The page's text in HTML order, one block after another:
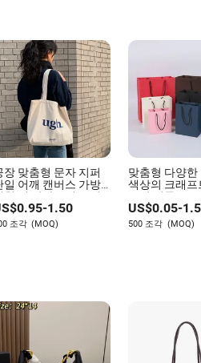
내구성 있는 재료를 모두 포함
손한 신호들이 종종 가장 정직
말 계획, 그룹 채팅을 바꾸는
만드는 것보다 더 중요할 수
뢰와 혼동하는 것입
과할 수 있다는 것입니다. 열쇠,
을 수 없는 재미있는 클러치는
방은 여전히 가방처럼 행동해
보통 덜 극적으로 변하면서 살
일상으로 이동합니다. 사람
묻는 것을 멈추고, 그것이 작동
, 여행에 적합한지, 잘 청소되는
게 만드는지를 묻기 시작합니
장 맞춤형 문자 지퍼
일 어깨 캔버스 가방
대형 면 장바구니 쇼핑
버스 토트백 로고 포
0.95-1.50
조각 (MOQ)
맞춤형 다양한
색상의 크래프
포장 선물 토
종이 쇼핑 가방
US$0.05-
500 조각 (MOQ)